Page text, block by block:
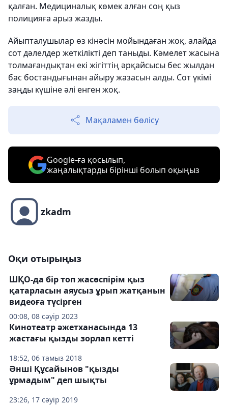
қалған. Медициналық көмек алған соң қыз
полицияға арыз жазды.
Айыпталушылар өз кінәсін мойындаған жоқ, алайда
сот дәлелдер жеткілікті деп таныды. Кәмелет жасына
толмағандықтан екі жігіттің әрқайсысы бес жылдан
бас бостандығынан айыру жазасын алды. Сот үкімі
заңды күшіне әлі енген жоқ.
Мақаламен бөлісу
Google-ға қосылып,
жаңалықтарды бірінші болып оқыңыз
zkadm
Оқи отырыңыз
00:08, 08 сәуір 2023
ШҚО-да бір топ жасөспірім қыз
қатарласын аяусыз ұрып жатқанын
видеоға түсірген
18:52, 06 тамыз 2018
Кинотеатр әжетханасында 13
жастағы қызды зорлап кетті
23:26, 17 сәуір 2019
Әнші Құсайынов "қызды
ұрмадым" деп шықты